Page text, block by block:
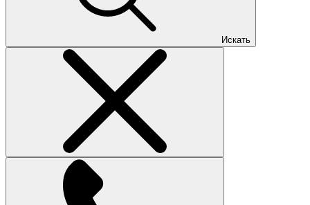
Искать